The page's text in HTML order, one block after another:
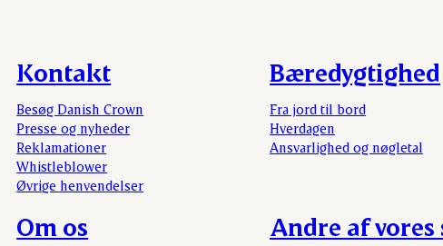
Kontakt
Besøg Danish Crown
Presse og nyheder
Reklamationer
Whistleblower
Øvrige henvendelser
Bæredygtighed
Fra jord til bord
Hverdagen
Ansvarlighed og nøgletal
Om os Andre af vores